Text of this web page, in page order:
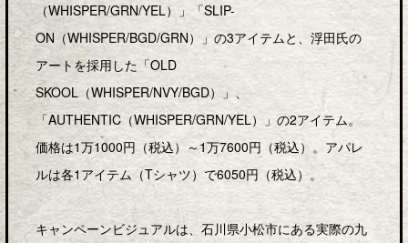
（WHISPER/GRN/YEL）」「SLIP-
ON（WHISPER/BGD/GRN）」の3アイテムと、浮田氏の
アートを採用した「OLD
SKOOL（WHISPER/NVY/BGD）」、
「AUTHENTIC（WHISPER/GRN/YEL）」の2アイテム。
価格は1万1000円（税込）～1万7600円（税込）。アパレ
ルは各1アイテム（Tシャツ）で6050円（税込）。
キャンペーンビジュアルは、石川県小松市にある実際の九